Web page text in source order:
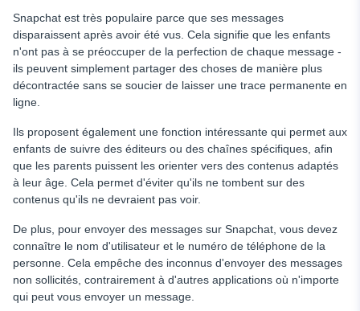
Snapchat est très populaire parce que ses messages
disparaissent après avoir été vus. Cela signifie que les enfants
n'ont pas à se préoccuper de la perfection de chaque message -
ils peuvent simplement partager des choses de manière plus
décontractée sans se soucier de laisser une trace permanente en
ligne.
Ils proposent également une fonction intéressante qui permet aux
enfants de suivre des éditeurs ou des chaînes spécifiques, afin
que les parents puissent les orienter vers des contenus adaptés
à leur âge. Cela permet d'éviter qu'ils ne tombent sur des
contenus qu'ils ne devraient pas voir.
De plus, pour envoyer des messages sur Snapchat, vous devez
connaître le nom d'utilisateur et le numéro de téléphone de la
personne. Cela empêche des inconnus d'envoyer des messages
non sollicités, contrairement à d'autres applications où n'importe
qui peut vous envoyer un message.